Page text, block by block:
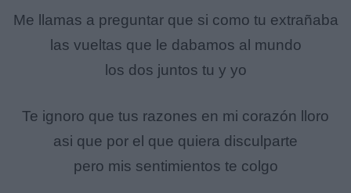
Me llamas a preguntar que si como tu extrañaba
las vueltas que le dabamos al mundo
los dos juntos tu y yo
Te ignoro que tus razones en mi corazón lloro
asi que por el que quiera disculparte
pero mis sentimientos te colgo